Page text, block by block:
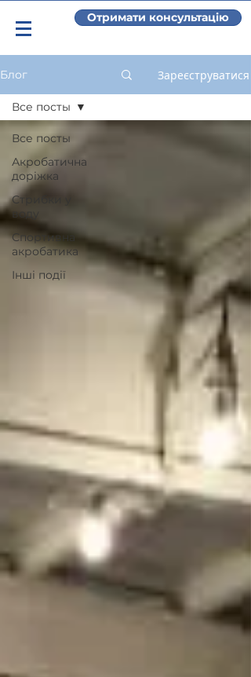
Отримати консультацію
Блог Зареєструватися
Все посты
Акробатична
доріжка
Стрибки у
воду
Спортивна
акробатика
Інші події
Все посты